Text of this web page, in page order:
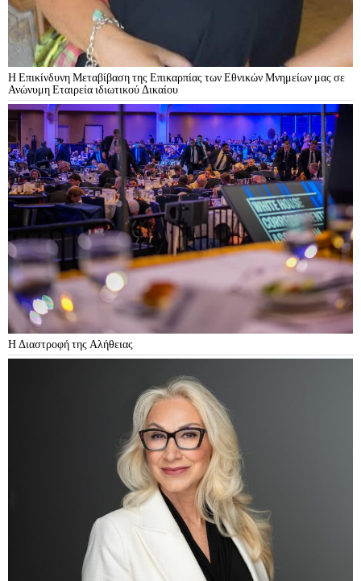
Η Επικίνδυνη Μεταβίβαση της Επικαρπίας των Εθνικών Μνημείων μας σε
Ανώνυμη Εταιρεία ιδιωτικού Δικαίου
Η Διαστροφή της Αλήθειας